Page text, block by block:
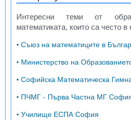
Интересни теми от
математиката, които са често в
• Съюз на математиците в
• Министерство на
• Софийска Математическа
• ПЧМГ - Първа Частна МГ
• Училище ЕСПА София